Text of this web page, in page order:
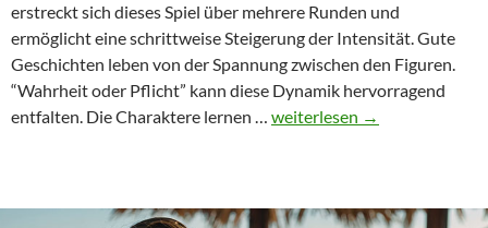
erstreckt sich dieses Spiel über mehrere Runden und
ermöglicht eine schrittweise Steigerung der Intensität. Gute
Geschichten leben von der Spannung zwischen den Figuren.
“Wahrheit oder Pflicht” kann diese Dynamik hervorragend
entfalten. Die Charaktere lernen … Wahrheit
ENF:
weiterlesen →